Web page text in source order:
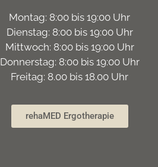
Montag: 8:00 bis 19:00 Uhr
Dienstag: 8:00 bis 19:00 Uhr
Mittwoch: 8:00 bis 19:00 Uhr
Donnerstag: 8:00 bis 19:00 Uhr
Freitag: 8.00 bis 18.00 Uhr
rehaMED Ergotherapie